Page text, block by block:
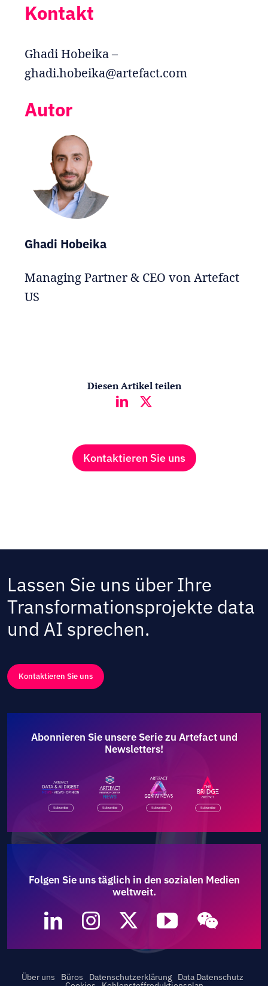
Kontakt
Ghadi Hobeika –
ghadi.hobeika@artefact.com
Autor
Ghadi Hobeika
Managing Partner & CEO von Artefact
US
Diesen Artikel teilen
Kontaktieren Sie uns
Lassen Sie uns über Ihre
Transformationsprojekte data
und AI sprechen.
Kontaktieren Sie uns
Abonnieren Sie unsere Serie zu Artefact und
Newsletters!
Folgen Sie uns täglich in den sozialen Medien
weltweit.
Über uns Büros Datenschutzerklärung Data Datenschutz